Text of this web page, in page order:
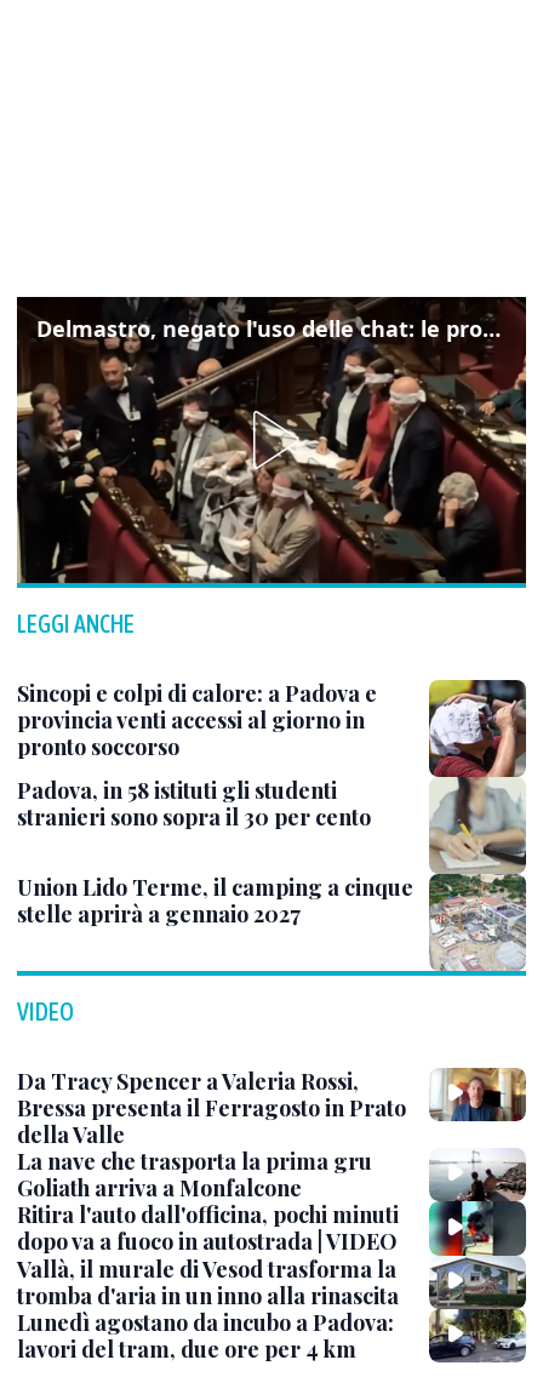
Delmastro, negato l'uso delle chat: le proteste di Avs e M5s
LEGGI ANCHE
Sincopi e colpi di calore: a Padova e
provincia venti accessi al giorno in
pronto soccorso
Padova, in 58 istituti gli studenti
stranieri sono sopra il 30 per cento
Union Lido Terme, il camping a cinque
stelle aprirà a gennaio 2027
VIDEO
Da Tracy Spencer a Valeria Rossi,
Bressa presenta il Ferragosto in Prato
della Valle
La nave che trasporta la prima gru
Goliath arriva a Monfalcone
Ritira l'auto dall'officina, pochi minuti
dopo va a fuoco in autostrada | VIDEO
Vallà, il murale di Vesod trasforma la
tromba d'aria in un inno alla rinascita
Lunedì agostano da incubo a Padova:
lavori del tram, due ore per 4 km